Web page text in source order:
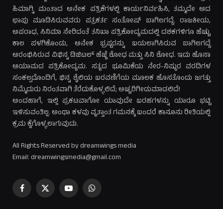
ಹಿಮಾಗ್ನಿ ಮಂತಾದ ಅನೇಕ ಪತ್ರಿಕೆಗಳಲ್ಲಿ ಕಾರ್ಯನಿರ್ವಹಿಸಿ, ತಮ್ಮದೇ ಆದ
ಛಾಪು ಮೂಡಿಸಿರುವವರು ಪತ್ರಕರ್ತ ಸಂತೋಷ್ ಬಾಗಿಲಗದ್ದೆ. ರಾಜಕೀಯ,
ಅಪರಾಧ, ಸಿನಿಮಾ ಸೇರಿದಂತೆ ತನಿಖಾ ಪತ್ರಿಕೋದ್ಯಮದಲ್ಲಿ ದಶಕಗಳಿಗೂ ಹೆಚ್ಚು
ಕಾಲ ಪಳಗಿಕೊಂಡು, ಅನೇಕ ಭ್ರಷ್ಟರನ್ನು ಬಯಲಾಗಿಸಿರುವ ಬಾಗಿಲಗದ್ದೆ
ಆರಂಭಿಸಿರುವ ವಿಭಿನ್ನ ಡಿಜಿಟಲ್ ಹೆಜ್ಜೆ ಶೋಧ ಮತ್ತು ಸಿನಿ ಶೋಧ. ಇದು ಹೊಸಾ
ಆಯಾಮದ ಪತ್ರಿಕೋದ್ಯಮ. ಸತ್ಯದ ಭೂಮಿಕೆಯ ನೇರ-ನಿಷ್ಠುರ ವರದಿಗಳ
ಸಂಕಲ್ಪದೊಂದಿಗೆ, ಭಿನ್ನ ಶೈಲಿಯ ಬರವಣಿಗೆಯ ಮೂಲಕ ಹೊಸತೊಂದು ಜಗತ್ತು
ನಿಮ್ಮೆದುರು ನಿರಂತವಾಗಿ ತೆರೆದುಕೊಳ್ಳಲಿದೆ; ಅಚ್ಚರಿಗೀಡುಮಾಡಲಿದೆ!
ಅಂದಹಾಗೆ, ಇಲ್ಲಿ ಪ್ರಕಟವಾಗೋ ಯಾವುದೇ ಬರಹಗಳನ್ನು ಯಾರೂ ಭಟ್ಟಿ
ಇಳಿಸುವಂತಿಲ್ಲ. ಅಂಥಾ ಕಳವು ವೃತ್ತಾಂತ ಗಮನಕ್ಕೆ ಬಂದರೆ ಕಾನೂನು ರೀತಿಯಲ್ಲಿ
ಕ್ರಮ ಕೈಗೊಳ್ಳಲಾಗುವುದು.
All Rights Reserved by dreamwings media
Email: dreamwingsmedia@gmail.com
Facebook
X
YouTubeWhatsApp